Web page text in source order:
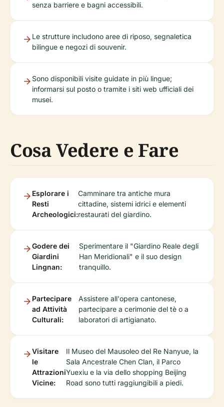
senza barriere e bagni accessibili.
Le strutture includono aree di riposo, segnaletica
bilingue e negozi di souvenir.
Sono disponibili visite guidate in più lingue;
informarsi sul posto o tramite i siti web ufficiali dei
musei.
Cosa Vedere e Fare
Esplorare i
Resti
Archeologici:
Camminare tra antiche mura
cittadine, sistemi idrici e elementi
restaurati del giardino.
Godere dei
Giardini
Lingnan:
Sperimentare il "Giardino Reale degli
Han Meridionali" e il suo design
tranquillo.
Partecipare
ad Attività
Culturali:
Assistere all'opera cantonese,
partecipare a cerimonie del tè o a
laboratori di artigianato.
Visitare
le
Attrazioni
Vicine:
Il Museo del Mausoleo del Re Nanyue, la
Sala Ancestrale Chen Clan, il Parco
Yuexiu e la via dello shopping Beijing
Road sono tutti raggiungibili a piedi.